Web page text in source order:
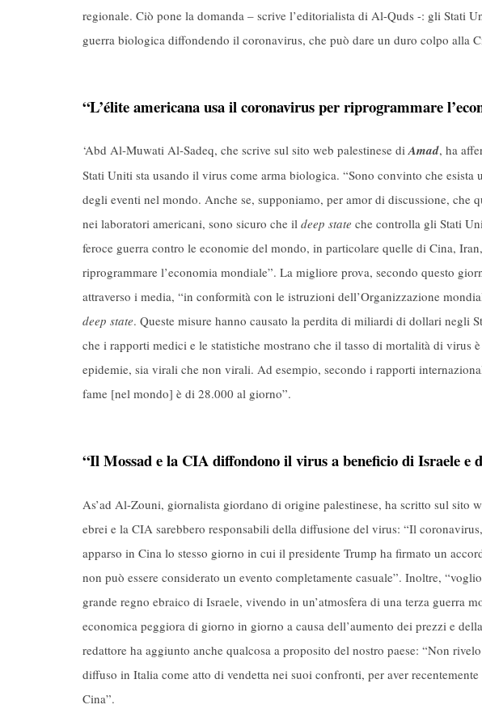
regionale. Ciò pone la domanda – scrive l’editorialista di Al-Quds -: gli Stati
guerra biologica diffondendo il coronavirus, che può dare un duro colpo alla
“L’élite americana usa il coronavirus per riprogrammare
‘Abd Al-Muwati Al-Sadeq, che scrive sul sito web palestinese diAmad, ha
Stati Uniti sta usando il virus come arma biologica. “Sono convinto che esista
degli eventi nel mondo. Anche se, supponiamo, per amor di discussione, che
nei laboratori americani, sono sicuro che il deep state che controlla gli Stati
feroce guerra contro le economie del mondo, in particolare quelle di Cina,
riprogrammare l’economia mondiale”. La migliore prova, secondo questo
attraverso i media, “in conformità con le istruzioni dell’Organizzazione
deep state. Queste misure hanno causato la perdita di miliardi di dollari negli
che i rapporti medici e le statistiche mostrano che il tasso di mortalità di virus
epidemie, sia virali che non virali. Ad esempio, secondo i rapporti
fame [nel mondo] è di 28.000 al giorno”.
“Il Mossad e la CIA diffondono il virus a beneficio di Israele e
As’ad Al-Zouni, giornalista giordano di origine palestinese, ha scritto sul sito
ebrei e la CIA sarebbero responsabili della diffusione del virus: “Il
apparso in Cina lo stesso giorno in cui il presidente Trump ha firmato un
non può essere considerato un evento completamente casuale”. Inoltre,
grande regno ebraico di Israele, vivendo in un’atmosfera di una terza guerra
economica peggiora di giorno in giorno a causa dell’aumento dei prezzi e
redattore ha aggiunto anche qualcosa a proposito del nostro paese: “Non
diffuso in Italia come atto di vendetta nei suoi confronti, per aver
Cina”.